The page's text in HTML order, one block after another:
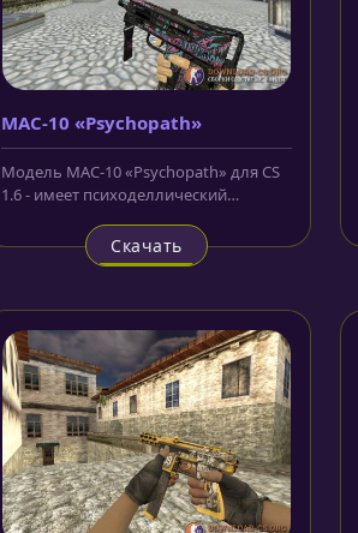
MAC-10 «Psychopath»
Модель MAC-10 «Psychopath» для CS
1.6 - имеет психоделлический
в...
Скачать